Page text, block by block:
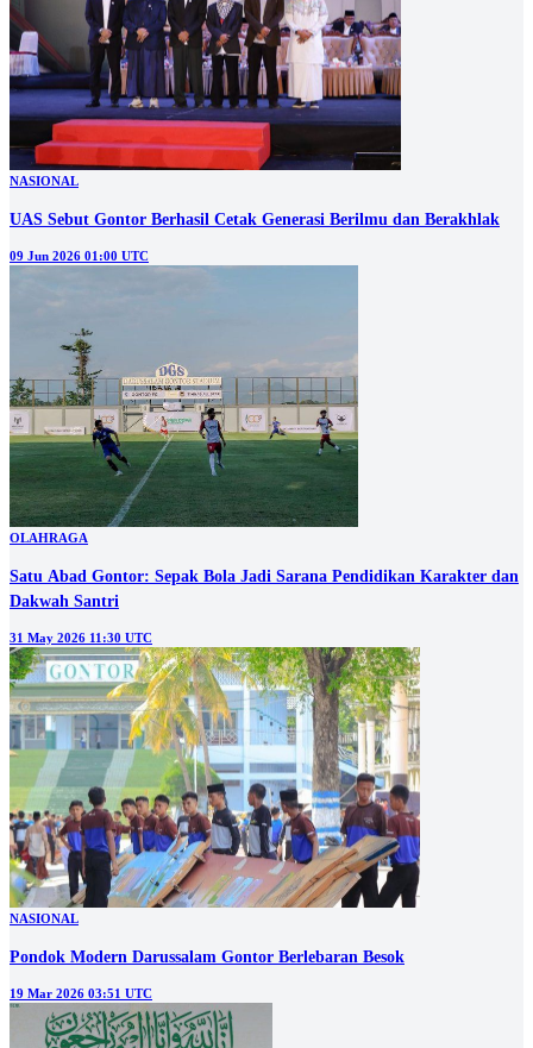
NASIONAL
UAS Sebut Gontor Berhasil Cetak Generasi Berilmu dan Berakhlak
09 Jun 2026 01:00 UTC
OLAHRAGA
Satu Abad Gontor: Sepak Bola Jadi Sarana Pendidikan Karakter dan
Dakwah Santri
31 May 2026 11:30 UTC
NASIONAL
Pondok Modern Darussalam Gontor Berlebaran Besok
19 Mar 2026 03:51 UTC